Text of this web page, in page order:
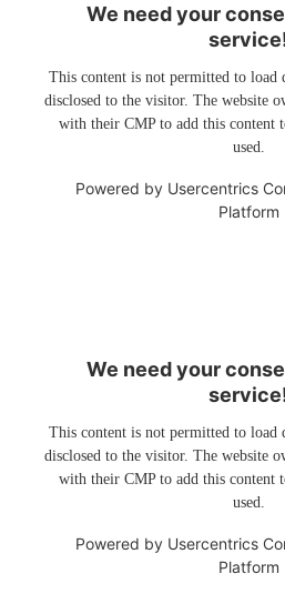
We need your
This content is not permitted to load
disclosed to the visitor. The website
with their CMP to add this content
used.
Powered by Usercentrics
Platform
We need your
This content is not permitted to load
disclosed to the visitor. The website
with their CMP to add this content
used.
Powered by Usercentrics
Platform